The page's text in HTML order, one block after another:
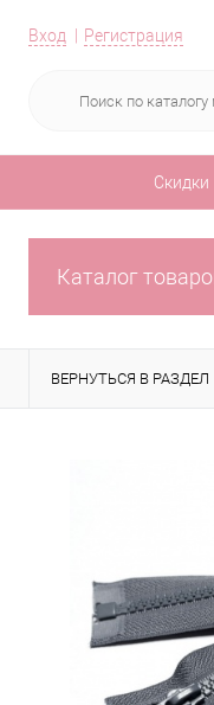
Вход Регистрация
Скидки
Каталог
ВЕРНУТЬСЯ В РАЗДЕЛ